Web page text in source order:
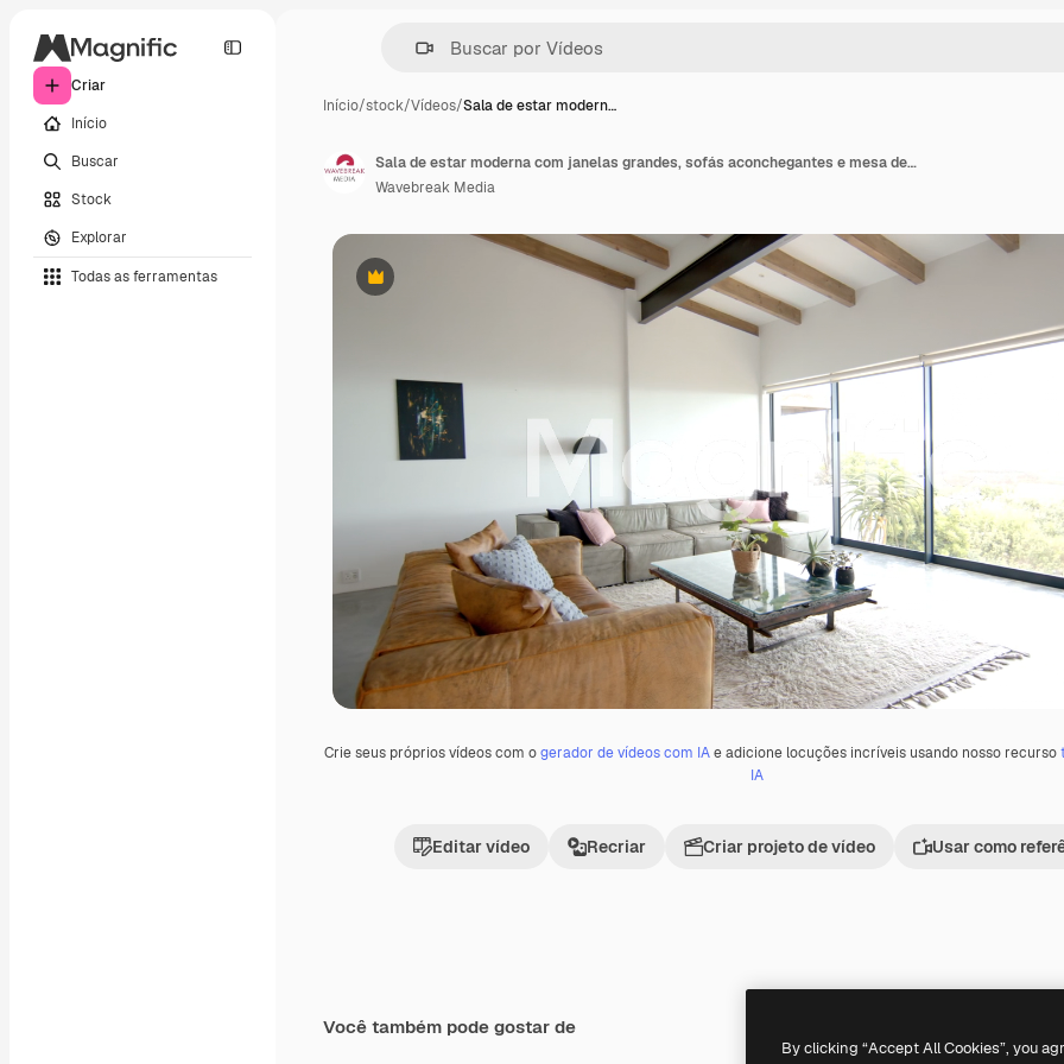
Criar
Início
Buscar
Stock
Explorar
Todas as ferramentas
Início/stock/Vídeos/Sala de estar modern…
Premium
Crie seus próprios vídeos com ogerador de vídeos com IAe adicione locuções incríveis usando nosso recurso
IA
Editar vídeo Recriar Criar projeto de vídeo Usar como
Sala de estar moderna com janelas grandes, sofás aconchegantes e mesa de centro de vidro
Wavebreak Media
Você também pode gostar de
Gerado por IA
By clicking “Accept All Cookies”, you